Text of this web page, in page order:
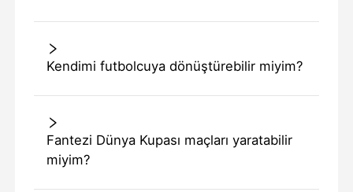
Kendimi futbolcuya dönüştürebilir miyim?
Fantezi Dünya Kupası maçları yaratabilir
miyim?